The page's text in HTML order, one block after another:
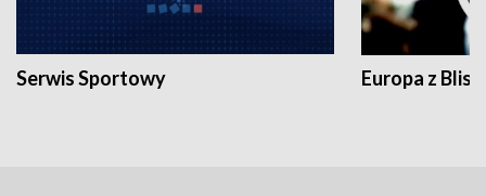
Serwis Sportowy Europa z